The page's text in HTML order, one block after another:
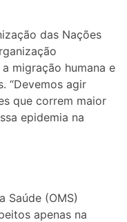
das Nações
migração humana e
“Devemos agir
que correm maior
epidemia na
Saúde (OMS)
apenas na